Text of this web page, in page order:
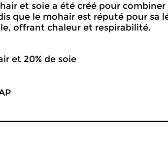
et soie a été créé pour
que le mohair est réputé pour sa
offrant chaleur et respirabilité.
et 20% de soie